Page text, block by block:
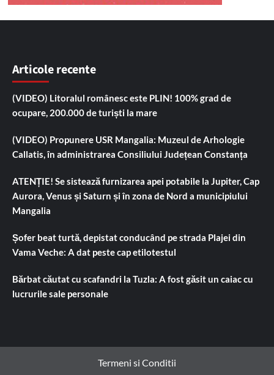
Articole recente
(VIDEO) Litoralul românesc este PLIN! 100% grad de
ocupare, 200.000 de turiști la mare
(VIDEO) Propunere USR Mangalia: Muzeul de Arhologie
Callatis, în administrarea Consiliului Județean Constanța
ATENȚIE! Se sistează furnizarea apei potabile la Jupiter, Cap
Aurora, Venus și Saturn și în zona de Nord a municipiului
Mangalia
Șofer beat turtă, depistat conducând pe strada Plajei din
Vama Veche: A dat peste cap etilotestul
Bărbat căutat cu scafandri la Tuzla: A fost găsit un caiac cu
lucrurile sale personale
Termeni si Conditii